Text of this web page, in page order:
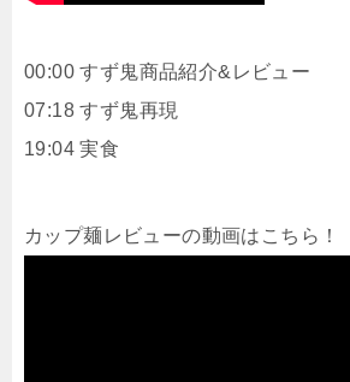
00:00 すず鬼商品紹介&レビュー
07:18 すず鬼再現
19:04 実食
カップ麺レビューの動画はこちら！